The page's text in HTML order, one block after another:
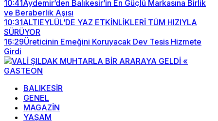
10:41Aydemir’den Balıkesir’in En Güçlü Markasına Birlik
ve Beraberlik Aşısı
10:31ALTIEYLÜL’DE YAZ ETKİNLİKLERİ TÜM HIZIYLA
SÜRÜYOR
16:29Üreticinin Emeğini Koruyacak Dev Tesis Hizmete
Girdi
BALIKESİR
GENEL
MAGAZİN
YAŞAM